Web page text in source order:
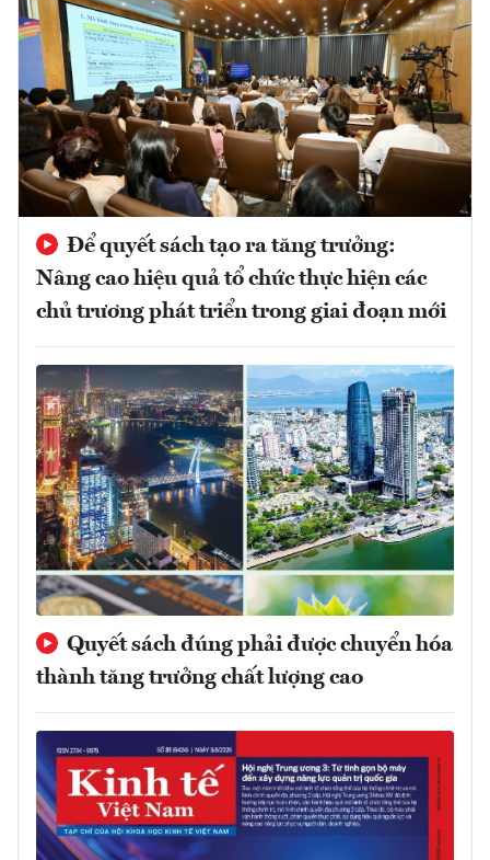
Để quyết sách tạo ra tăng trưởng:
Nâng cao hiệu quả tổ chức thực hiện các
chủ trương phát triển trong giai đoạn mới
Quyết sách đúng phải được chuyển hóa
thành tăng trưởng chất lượng cao